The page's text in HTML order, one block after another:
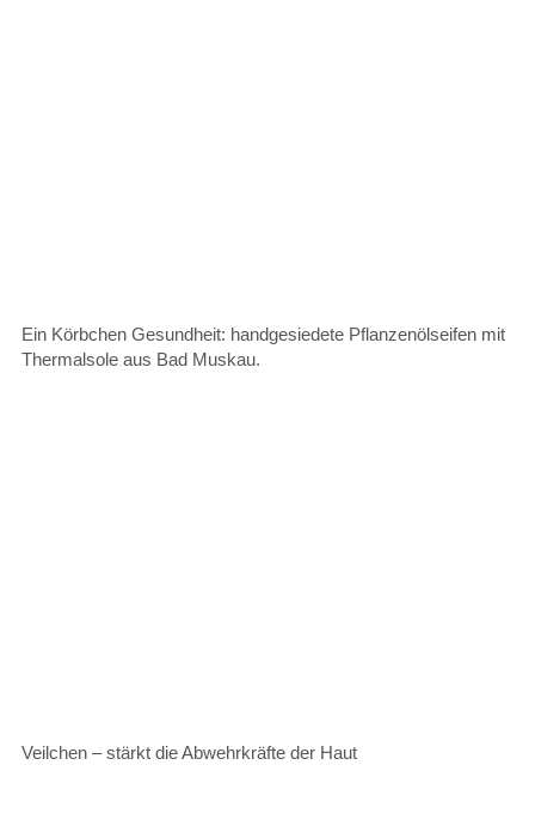
Ein Körbchen Gesundheit: handgesiedete Pflanzenölseifen mit
Thermalsole aus Bad Muskau.
Veilchen – stärkt die Abwehrkräfte der Haut